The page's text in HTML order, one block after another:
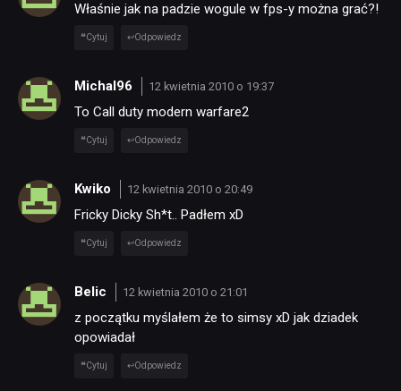
Właśnie jak na padzie wogule w fps-y można grać?!
Cytuj Odpowiedz
Michal96 12 kwietnia 2010 o 19:37
To Call duty modern warfare2
Cytuj Odpowiedz
Kwiko 12 kwietnia 2010 o 20:49
Fricky Dicky Sh*t.. Padłem xD
Cytuj Odpowiedz
Belic 12 kwietnia 2010 o 21:01
z początku myślałem że to simsy xD jak dziadek
opowiadał
Cytuj Odpowiedz